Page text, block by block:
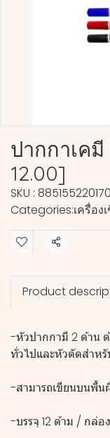
ปากกาเค
12.00]
SKU :
Categories:เครื่อง
Share
Product
-หัวปากกามี 2 ด้าน
ทั่วไปและหัวตัดสำหรั
-สามารถเขียนบนพื้
-บรรจุ 12 ด้าม / กล่อง